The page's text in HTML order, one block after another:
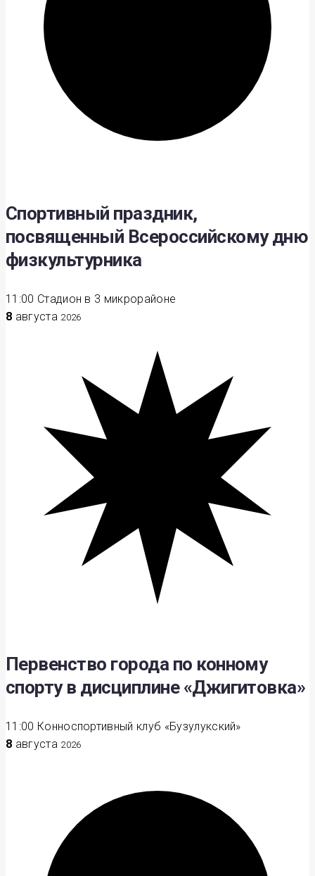
Спортивный праздник,
посвященный Всероссийскому дню
физкультурника
11:00 Стадион в 3 микрорайоне
8 августа 2026
Первенство города по конному
спорту в дисциплине «Джигитовка»
11:00 Конноспортивный клуб «Бузулукский»
8 августа 2026